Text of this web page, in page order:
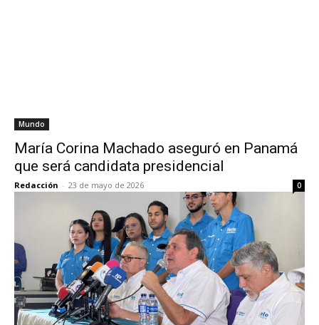
Mundo
María Corina Machado aseguró en Panamá
que será candidata presidencial
Redacción - 23 de mayo de 2026 0